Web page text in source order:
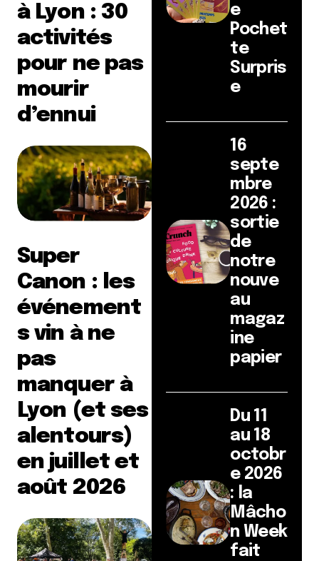
à Lyon : 30
activités
pour ne pas
mourir
d’ennui
Super
Canon : les
événement
s vin à ne
pas
manquer à
Lyon (et ses
alentours)
en juillet et
août 2026
e
Pochet
te
Surpris
e
16
septe
mbre
2026 :
sortie
de
notre
nouve
au
magaz
ine
papier
Du 11
au 18
octobr
e 2026
: la
Mâcho
n Week
fait